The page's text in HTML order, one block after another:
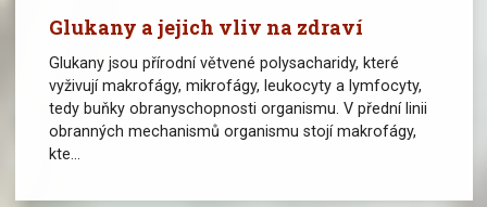
Glukany a jejich vliv na zdraví
Glukany jsou přírodní větvené polysacharidy, které
vyživují makrofágy, mikrofágy, leukocyty a lymfocyty,
tedy buňky obranyschopnosti organismu. V přední linii
obranných mechanismů organismu stojí makrofágy,
kte...